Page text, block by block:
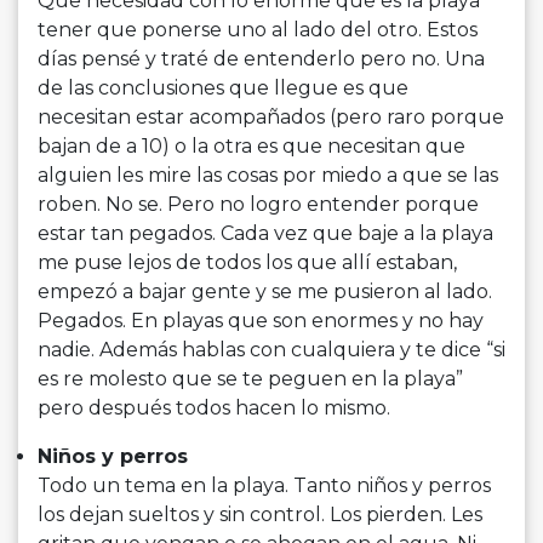
tener que ponerse uno al lado del otro. Estos
días pensé y traté de entenderlo pero no. Una
de las conclusiones que llegue es que
necesitan estar acompañados (pero raro porque
bajan de a 10) o la otra es que necesitan que
alguien les mire las cosas por miedo a que se las
roben. No se. Pero no logro entender porque
estar tan pegados. Cada vez que baje a la playa
me puse lejos de todos los que allí estaban,
empezó a bajar gente y se me pusieron al lado.
Pegados. En playas que son enormes y no hay
nadie. Además hablas con cualquiera y te dice “si
es re molesto que se te peguen en la playa”
pero después todos hacen lo mismo.
Niños y perros
Todo un tema en la playa. Tanto niños y perros
los dejan sueltos y sin control. Los pierden. Les